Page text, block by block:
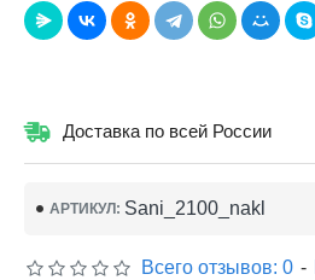
Доставка по всей России
АРТИКУЛ: Sani_2100_nakl
Всего отзывов: 0 -